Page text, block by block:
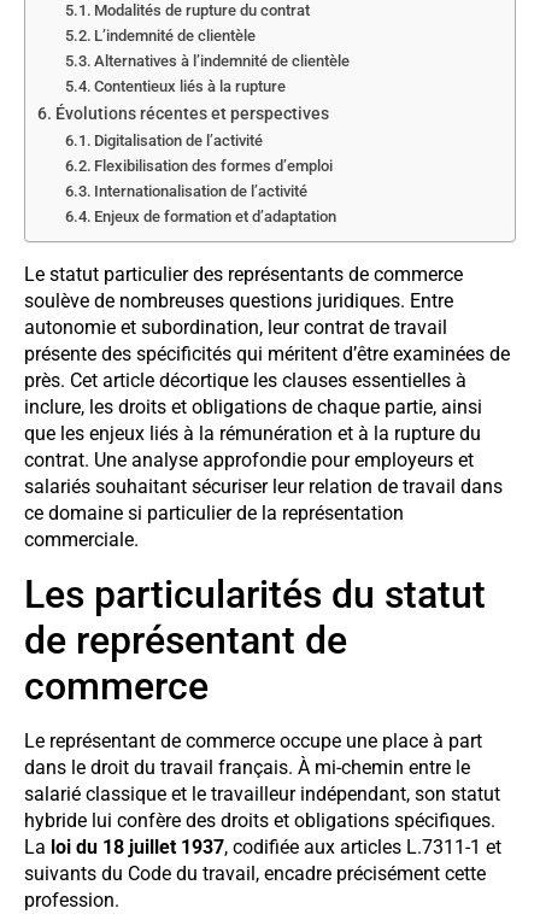
Modalités de rupture du contrat
L’indemnité de clientèle
Alternatives à l’indemnité de clientèle
Contentieux liés à la rupture
Évolutions récentes et perspectives
Digitalisation de l’activité
Flexibilisation des formes d’emploi
Internationalisation de l’activité
Enjeux de formation et d’adaptation
Le statut particulier des représentants de commerce
soulève de nombreuses questions juridiques. Entre
autonomie et subordination, leur contrat de travail
présente des spécificités qui méritent d’être examinées de
près. Cet article décortique les clauses essentielles à
inclure, les droits et obligations de chaque partie, ainsi
que les enjeux liés à la rémunération et à la rupture du
contrat. Une analyse approfondie pour employeurs et
salariés souhaitant sécuriser leur relation de travail dans
ce domaine si particulier de la représentation
commerciale.
Les particularités du statut
de représentant de
commerce
Le représentant de commerce occupe une place à part
dans le droit du travail français. À mi-chemin entre le
salarié classique et le travailleur indépendant, son statut
hybride lui confère des droits et obligations spécifiques.
La loi du 18 juillet 1937, codifiée aux articles L.7311-1 et
suivants du Code du travail, encadre précisément cette
profession.